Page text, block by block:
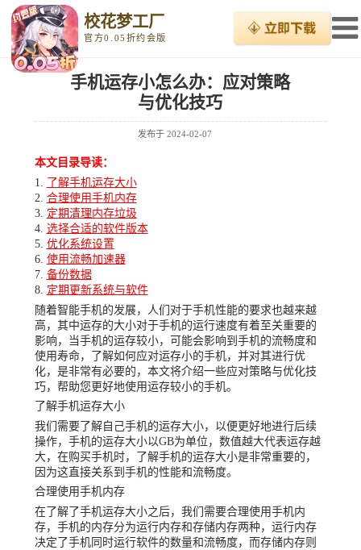
校花梦工厂
官方0.05折约会版
手机运存小怎么办：应对策略
与优化技巧
发布于2024-02-07
本文目录导读：
了解手机运存大小
合理使用手机内存
定期清理内存垃圾
选择合适的软件版本
优化系统设置
使用流畅加速器
备份数据
定期更新系统与软件
随着智能手机的发展，人们对于手机性能的要求也越来越
高，其中运存的大小对于手机的运行速度有着至关重要的
影响，当手机的运存较小，可能会影响到手机的流畅度和
使用寿命，了解如何应对运存小的手机，并对其进行优
化，是非常有必要的，本文将介绍一些应对策略与优化技
巧，帮助您更好地使用运存较小的手机。
了解手机运存大小
我们需要了解自己手机的运存大小，以便更好地进行后续
操作，手机的运存大小以GB为单位，数值越大代表运存越
大，在购买手机时，了解手机的运存大小是非常重要的，
因为这直接关系到手机的性能和流畅度。
合理使用手机内存
在了解了手机运存大小之后，我们需要合理使用手机内
存，手机的内存分为运行内存和存储内存两种，运行内存
决定了手机同时运行软件的数量和流畅度，而存储内存则